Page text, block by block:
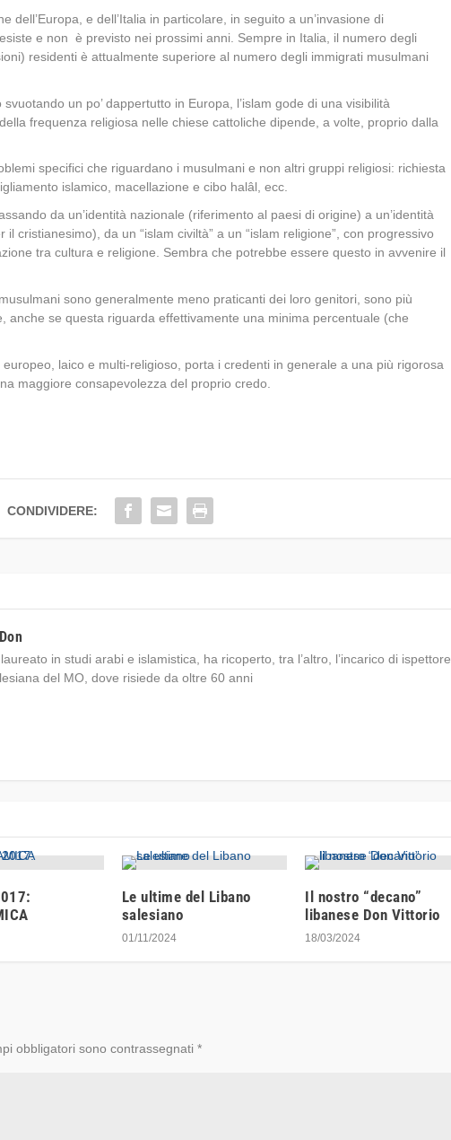
dell’Europa, e dell’Italia in particolare, in seguito a un’invasione di
e non è previsto nei prossimi anni. Sempre in Italia, il numero degli
residenti è attualmente superiore al numero degli immigrati musulmani
un po’ dappertutto in Europa, l’islam gode di una visibilità
frequenza religiosa nelle chiese cattoliche dipende, a volte, proprio dalla
specifici che riguardano i musulmani e non altri gruppi religiosi: richiesta
islamico, macellazione e cibo halâl, ecc.
da un’identità nazionale (riferimento al paesi di origine) a un’identità
il cristianesimo), da un “islam civiltà” a un “islam religione”, con progressivo
tra cultura e religione. Sembra che potrebbe essere questo in avvenire il
sono generalmente meno praticanti dei loro genitori, sono più
anche se questa riguarda effettivamente una minima percentuale (che
europeo, laico e multi-religioso, porta i credenti in generale a una più rigorosa
maggiore consapevolezza del proprio credo.
CONDIVIDERE:
in studi arabi e islamistica, ha ricoperto, tra l’altro, l’incarico di ispettore
del MO, dove risiede da oltre 60 anni
Le ultime del Libano
salesiano
01/11/2024
Il nostro “decano”
libanese Don Vittorio
18/03/2024
obbligatori sono contrassegnati *